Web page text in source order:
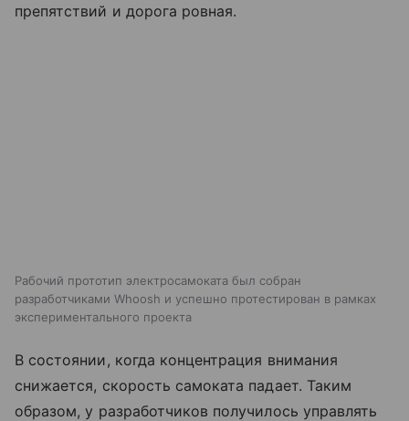
препятствий и дорога ровная.
Рабочий прототип электроcамоката был собран
разработчиками Whoosh и успешно протестирован в рамках
экспериментального проекта
В состоянии, когда концентрация внимания
снижается, скорость самоката падает. Таким
образом, у разработчиков получилось управлять